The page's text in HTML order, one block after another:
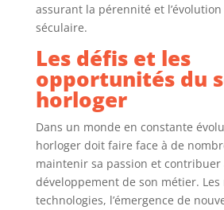
assurant la pérennité et
séculaire.
Les défis et les
opportunités du
horloger
Dans un monde en constante
horloger doit faire face à de
maintenir sa passion et contribuer
développement de son métier. Les
technologies, l’émergence de